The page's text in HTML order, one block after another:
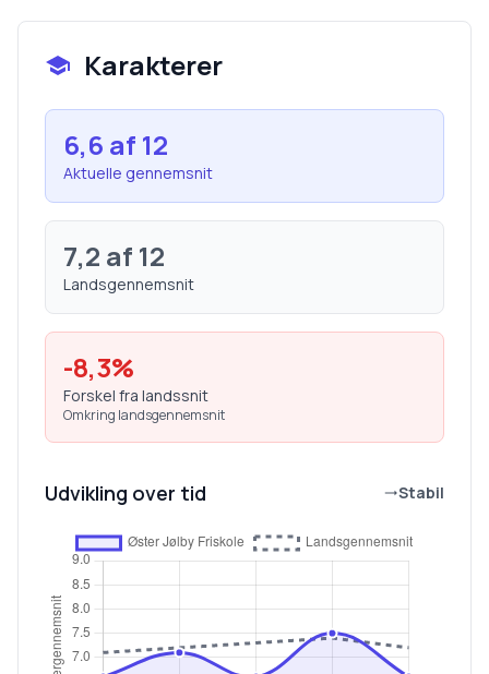
Karakterer
6,6 af 12
Aktuelle gennemsnit
7,2 af 12
Landsgennemsnit
-8,3%
Forskel fra landssnit
Omkring landsgennemsnit
Udvikling over tid Stabil